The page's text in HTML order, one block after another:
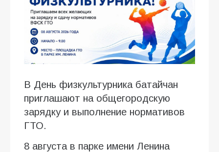
В День физкультурника батайчан
приглашают на общегородскую
зарядку и выполнение нормативов
ГТО.
8 августа в парке имени Ленина